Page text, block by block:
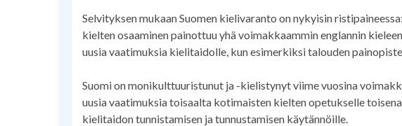
Selvityksen mukaan Suomen kielivaranto on nykyisin
kielten osaaminen painottuu yhä voimakkaammin englannin
uusia vaatimuksia kielitaidolle, kun esimerkiksi talouden
Suomi on monikulttuuristunut ja -kielistynyt viime vuosina
uusia vaatimuksia toisaalta kotimaisten kielten opetukselle
kielitaidon tunnistamisen ja tunnustamisen käytännöille.